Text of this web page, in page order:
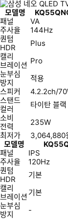
모델명
패널
VA
주사율
144Hz
퀀텀
HDR
Plus
캘리
브레이션 Pro
눈부심
방지
적용
스피커
4.2.2ch/
스탠드
컬러
타이탄 블랙
소비
전력
235W
최저가
3,064,880
모델명
패널
IPS
주사율
120Hz
퀀텀
HDR
기본
캘리
브레이션 기본
눈부심
방지
-